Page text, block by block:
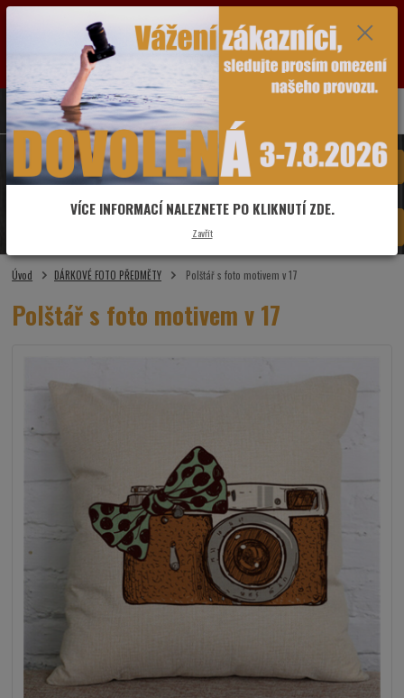
DŮVODU DOVOLENÉ ZAVŘENÁ. POZASTAVEN BUDE V TUTO DOBU I PROVOZ ESHOPU.
VŠECHNY DOTAZY A OBJEDNÁVKY PŘIJATÉ VE ZMÍNĚNÉM OBDOBÍ BUDOU VYŘIZOVÁNY
OD PONDĚLÍ 10.8.2026. DĚKUJEME ZA POCHOPENÍ A PŘEDEM SE OMLOUVÁME ZA MOŽNÉ
KOMPLIKACE.
Menu
CZK
775 481 993
Úvod DÁRKOVÉ FOTO PŘEDMĚTY Polštář s foto motivem v 17
Polštář s foto motivem v 17
VÍCE INFORMACÍ NALEZNETE PO KLIKNUTÍ ZDE.
Zavřít